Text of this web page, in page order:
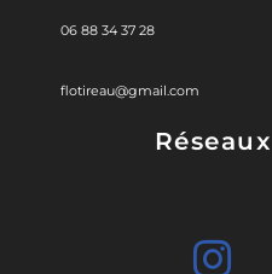
06 88 34 37 28
flotireau@gmail.com